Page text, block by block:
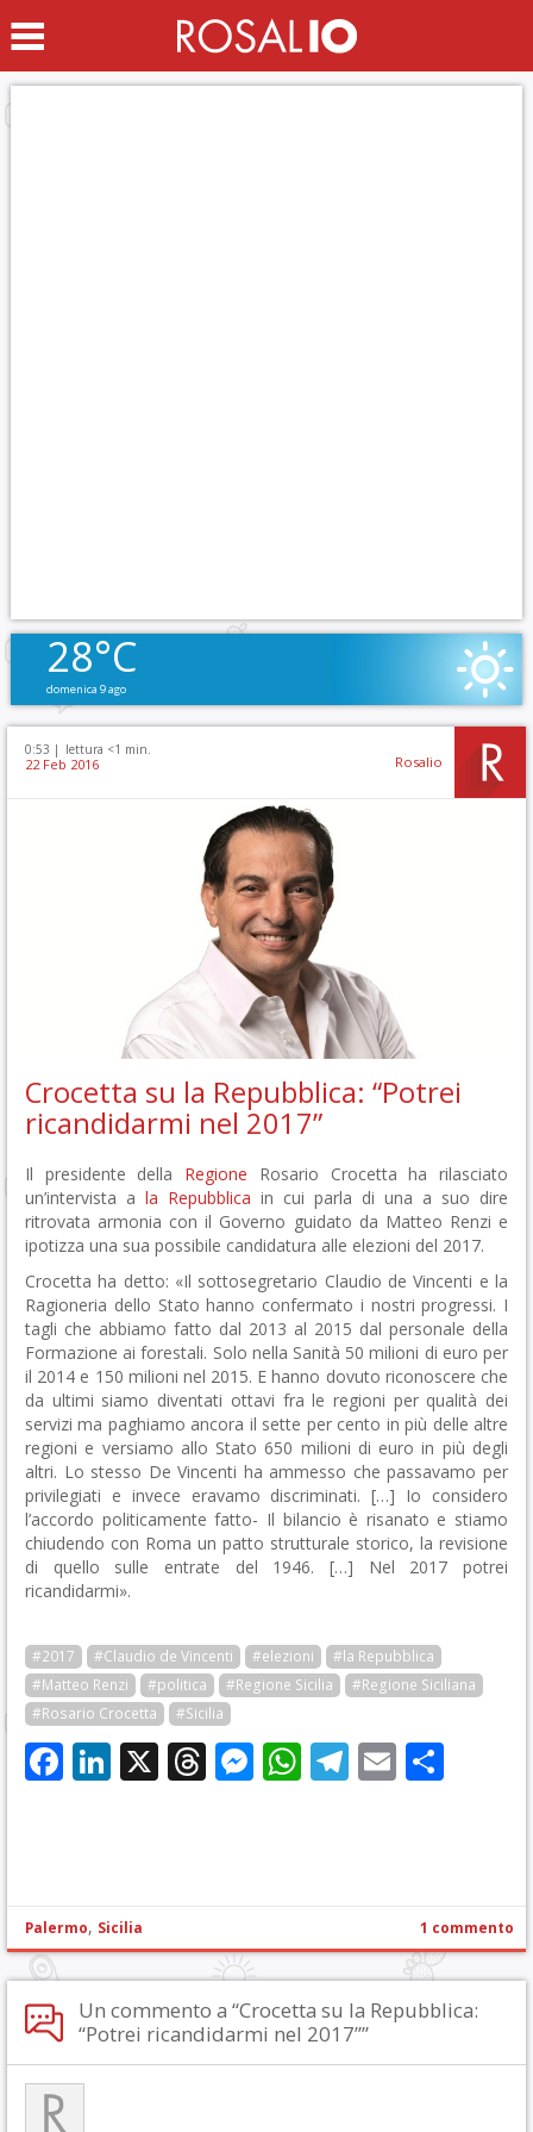
28°C
domenica 9 ago
0:53 | lettura <1 min.
22 Feb 2016 Rosalio
Crocetta su la Repubblica: “Potrei
ricandidarmi nel 2017”
Il presidente della Regione Rosario Crocetta ha rilasciato
un’intervista a la Repubblica in cui parla di una a suo dire
ritrovata armonia con il Governo guidato da Matteo Renzi e
ipotizza una sua possibile candidatura alle elezioni del 2017.
Crocetta ha detto: «Il sottosegretario Claudio de Vincenti e la
Ragioneria dello Stato hanno confermato i nostri progressi. I
tagli che abbiamo fatto dal 2013 al 2015 dal personale della
Formazione ai forestali. Solo nella Sanità 50 milioni di euro per
il 2014 e 150 milioni nel 2015. E hanno dovuto riconoscere che
da ultimi siamo diventati ottavi fra le regioni per qualità dei
servizi ma paghiamo ancora il sette per cento in più delle altre
regioni e versiamo allo Stato 650 milioni di euro in più degli
altri. Lo stesso De Vincenti ha ammesso che passavamo per
privilegiati e invece eravamo discriminati. […] Io considero
l’accordo politicamente fatto- Il bilancio è risanato e stiamo
chiudendo con Roma un patto strutturale storico, la revisione
di quello sulle entrate del 1946. […] Nel 2017 potrei
ricandidarmi».
#2017 #Claudio de Vincenti #elezioni
#la Repubblica
#Matteo Renzi
#politica #Regione Sicilia
#Regione Siciliana
#Rosario Crocetta
#Sicilia
Facebook
LinkedIn
X Threads
Messenger
WhatsApp
Telegram
Email
Palermo, Sicilia 1 commento
Un commento a “Crocetta su la Repubblica:
“Potrei ricandidarmi nel 2017””